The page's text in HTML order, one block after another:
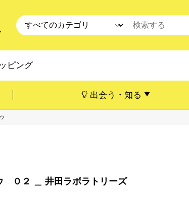
ピング
出会う・知る
０２ ＿ 井田ラボラトリーズ